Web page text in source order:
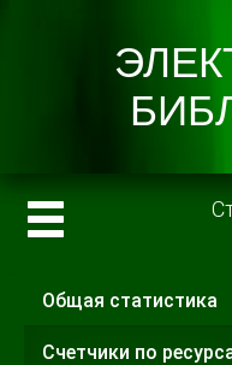
Главные
Общая статистика
Счетчики по